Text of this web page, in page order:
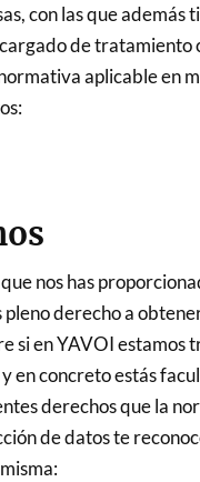
con las que además
de tratamiento
aplicable en
nos has
pleno derecho a
si en YAVOI estamos
en concreto estás
derechos que la
de datos te